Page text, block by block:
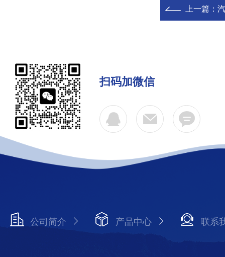
上一篇：
扫码加微信
公司简介 产品中心 联系